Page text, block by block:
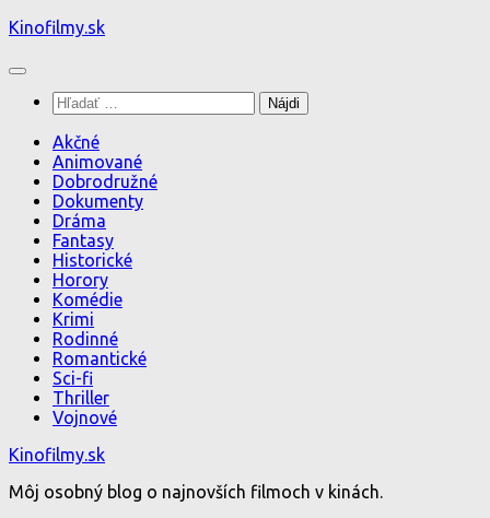
Preskočiť
obsah
Kinofilmy.sk
Hľadať:
Akčné
Animované
Dobrodružné
Dokumenty
Dráma
Fantasy
Historické
Horory
Komédie
Krimi
Rodinné
Romantické
Sci-fi
Thriller
Vojnové
Kinofilmy.sk
Môj osobný blog o najnovších filmoch v kinách.